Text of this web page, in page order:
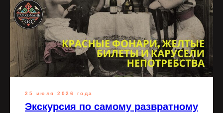
25 июля 2026 года
Экскурсия по самому развратному